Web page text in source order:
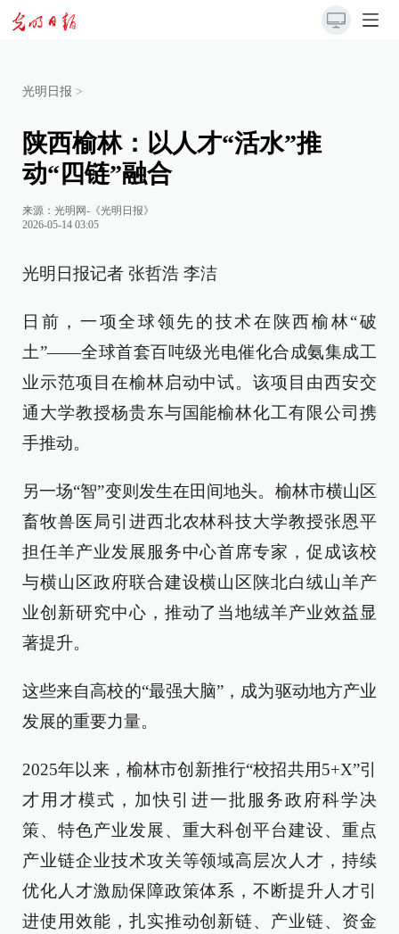
光明日报 >
陕西榆林：以人才“活水”推
动“四链”融合
来源： 光明网-《光明日报》
2026-05-14 03:05
光明日报记者 张哲浩 李洁
日前，一项全球领先的技术在陕西榆林“破
土”——全球首套百吨级光电催化合成氨集成工
业示范项目在榆林启动中试。该项目由西安交
通大学教授杨贵东与国能榆林化工有限公司携
手推动。
另一场“智”变则发生在田间地头。榆林市横山区
畜牧兽医局引进西北农林科技大学教授张恩平
担任羊产业发展服务中心首席专家，促成该校
与横山区政府联合建设横山区陕北白绒山羊产
业创新研究中心，推动了当地绒羊产业效益显
著提升。
这些来自高校的“最强大脑”，成为驱动地方产业
发展的重要力量。
2025年以来，榆林市创新推行“校招共用5+X”引
才用才模式，加快引进一批服务政府科学决
策、特色产业发展、重大科创平台建设、重点
产业链企业技术攻关等领域高层次人才，持续
优化人才激励保障政策体系，不断提升人才引
进使用效能，扎实推动创新链、产业链、资金